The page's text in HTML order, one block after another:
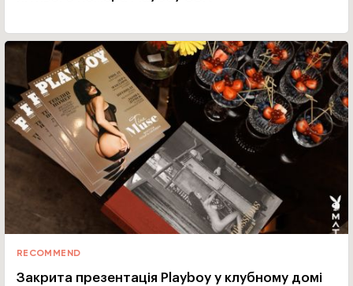
RECOMMEND
Закрита презентація Playboy у клубному домі